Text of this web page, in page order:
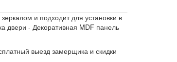
и подходит для установки в
двери - Декоративная MDF панель
выезд замерщика и скидки